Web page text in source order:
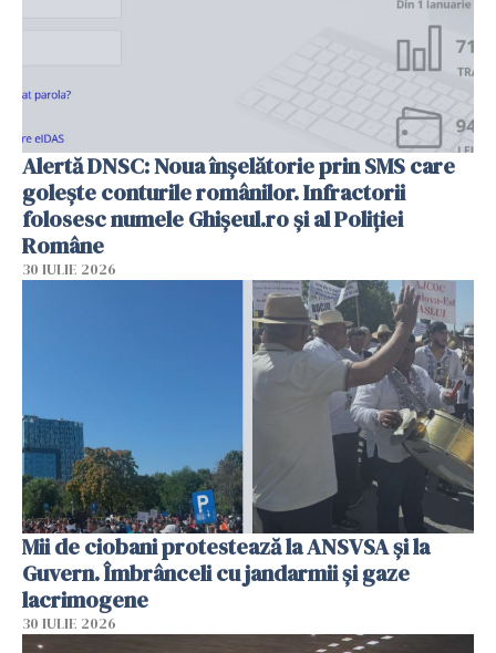
Alertă DNSC: Noua înșelătorie prin SMS care
golește conturile românilor. Infractorii
folosesc numele Ghișeul.ro și al Poliției
Române
30 IULIE 2026
Mii de ciobani protestează la ANSVSA și la
Guvern. Îmbrânceli cu jandarmii și gaze
lacrimogene
30 IULIE 2026